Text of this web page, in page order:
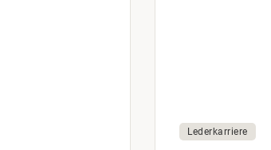
Lederkarriere